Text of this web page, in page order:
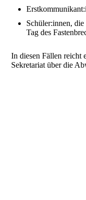
Schüler:innen,
Tag des
In diesen Fällen reicht
Sekretariat über die